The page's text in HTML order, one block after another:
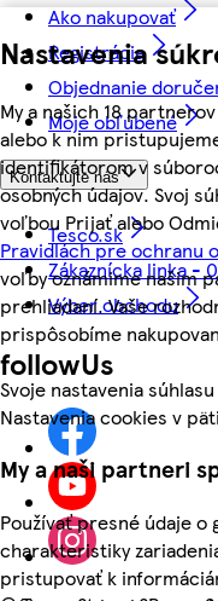
Nastavenia
My a našich 18
alebo k nim
identifikátorom v
osobných údajov. Svoj
voľbou Prijať alebo
Pravidlách pre ochranu
voľby oznámime našim
prehliadaní. Vaše
prispôsobíme
Svoje nastavenia
Nastavenia cookies v
My a naši partneri
Používať presné údaje
charakteristiky
pristupovať k
Ako nakupovať
Registrácia
Objednanie
Moje obľúbené
Kontaktujte nás
Tesco.sk
Zákaznícka linka -
Výber obchodu
followUs